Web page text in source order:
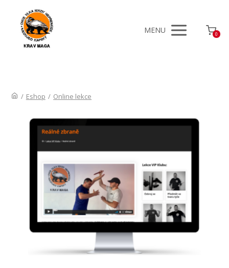
MENU 0
/ Eshop / Online lekce